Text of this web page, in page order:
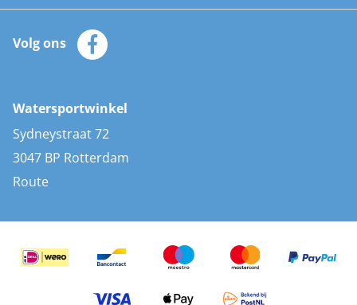
Automatische reddingsvesten
Zeilkleding
Zonnepanelen
AIS transponders
Stootwillen en fenders
Bootkussens
Zwemtrappen
Klantenservice
Merken
Volg ons
Watersportwinkel
Sydneystraat 72
3047 BP Rotterdam
Route